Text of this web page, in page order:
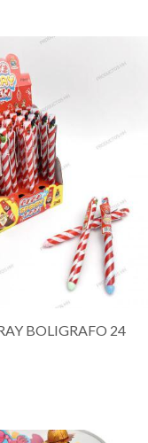
BOLIGRAFO 24